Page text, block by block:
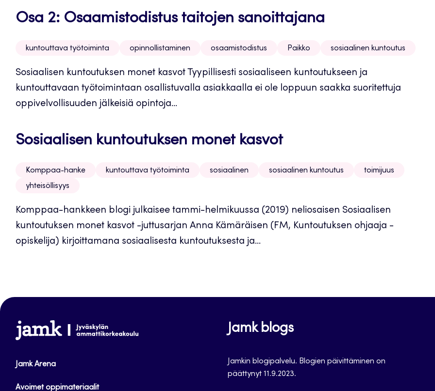
Osa 2: Osaamistodistus taitojen sanoittajana
kuntouttava työtoiminta opinnollistaminen osaamistodistus Paikko sosiaalinen kuntoutus
Sosiaalisen kuntoutuksen monet kasvot Tyypillisesti sosiaaliseen kuntoutukseen ja
kuntouttavaan työtoimintaan osallistuvalla asiakkaalla ei ole loppuun saakka suoritettuja
oppivelvollisuuden jälkeisiä opintoja...
Sosiaalisen kuntoutuksen monet kasvot
Komppaa-hanke kuntouttava työtoiminta sosiaalinen sosiaalinen kuntoutus
toimijuus
yhteisöllisyys
Komppaa-hankkeen blogi julkaisee tammi-helmikuussa (2019) neliosaisen Sosiaalisen
kuntoutuksen monet kasvot -juttusarjan Anna Kämäräisen (FM, Kuntoutuksen ohjaaja -
opiskelija) kirjoittamana sosiaalisesta kuntoutuksesta ja...
www.jamk.fi
Jamk Arena
Avoimet oppimateriaalit
Jamk blogs
Jamkin blogipalvelu. Blogien päivittäminen on
päättynyt 11.9.2023.